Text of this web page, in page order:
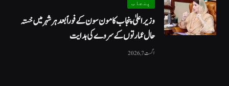
پنجاب
وزیراعلیٰ پنجاب کا مون سون کے فوراً بعد ہر شہر میں خستہ
حال عمارتوں کے سروے کی ہدایت
اگست 7, 2026